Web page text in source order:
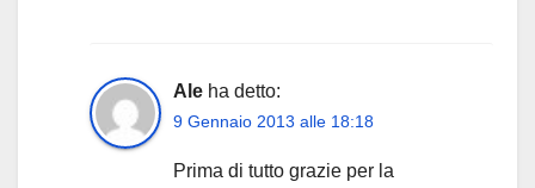
Ale ha detto:
9 Gennaio 2013 alle 18:18
Prima di tutto grazie per la